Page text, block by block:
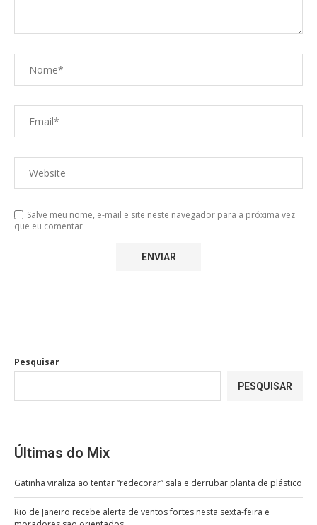
Salve meu nome, e-mail e site neste navegador para a próxima vez
que eu comentar
Pesquisar
PESQUISAR
Últimas do Mix
Gatinha viraliza ao tentar “redecorar” sala e derrubar planta de plástico
Rio de Janeiro recebe alerta de ventos fortes nesta sexta-feira e